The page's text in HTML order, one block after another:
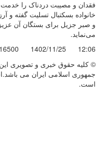
فقدان و مصیبت دردناک را
خانواده بسکتبال تسلیت گفته
و صبر جزیل برای بستگان آن
می‌نماید.
12:06
1402/11/25
16500
© کليه حقوق خبری و تصويری
جمهوری اسلامی ایران می
است.